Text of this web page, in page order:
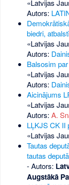
«Latvijas
Autors:
biedri,
«Latvijas
Autors:
Balsosim
«Latvijas
Autors:
Aicinājums
«Latvijas
Autors: A.
LĻKJS CK II
«Latvijas
Tautas
tautas
- Autors:
Augstākā